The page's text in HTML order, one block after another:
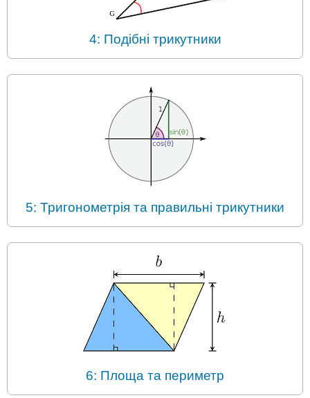
4: Подібні трикутники
5: Тригонометрія та правильні трикутники
6: Площа та периметр